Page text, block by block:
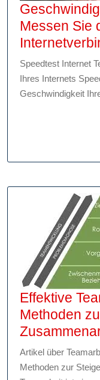
Messen Sie
Speedtest Internet
Ihres Internets
Geschwindigkeit
Effektive
Methoden
Artikel über
Methoden zur